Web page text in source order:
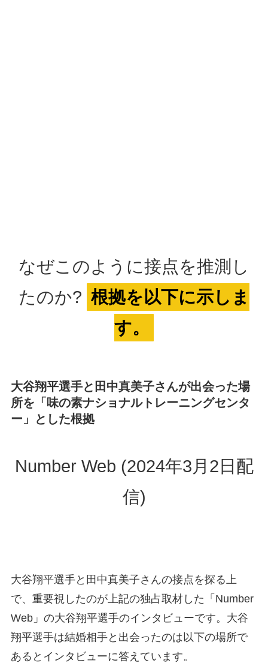
なぜこのように接点を推測し
たのか? 根拠を以下に示しま
す。
大谷翔平選手と田中真美子さんが出会った場
所を「味の素ナショナルトレーニングセンタ
ー」とした根拠
Number Web (2024年3月2日配
信)
大谷翔平選手と田中真美子さんの接点を探る上
で、重要視したのが上記の独占取材した「Number
Web」の大谷翔平選手のインタビューです。大谷
翔平選手は結婚相手と出会ったのは以下の場所で
あるとインタビューに答えています。